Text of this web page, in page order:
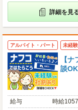
詳細を見
アルバイト・パート 未経
【
談
給与
時給